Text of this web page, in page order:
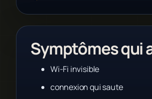
Symptômes qui
Wi-Fi invisible
connexion qui saute